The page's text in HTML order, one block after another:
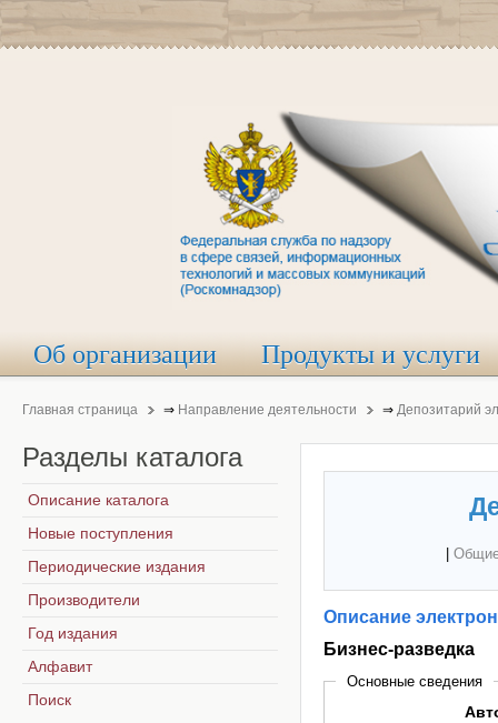
Об организации Продукты и услуги
Главная страница ⇒ Направление деятельности ⇒ Депозитарий
Описание
Бизнес-разведка
Основные сведения
Разделы каталога
Описание каталога
Новые поступления
Периодические издания
Производители
Год издания
Алфавит
Поиск